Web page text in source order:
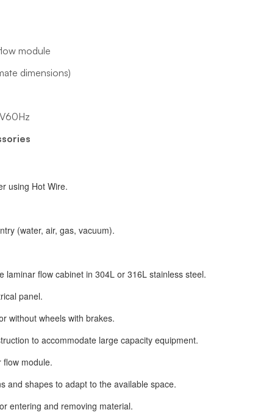
module
dimensions)
using Hot Wire.
(water, air, gas, vacuum).
laminar flow cabinet in 304L or 316L stainless steel.
panel.
without wheels with brakes.
to accommodate large capacity equipment.
flow module.
and shapes to adapt to the available space.
entering and removing material.